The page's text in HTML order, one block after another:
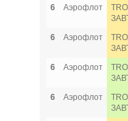
6
Аэрофлот
6
Аэрофлот
6
Аэрофлот
6
Аэрофлот